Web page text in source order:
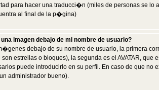
para hacer una traducci�n (miles de personas se
al final de la p�gina)
imagen debajo de mi nombre de usuario?
debajo de su nombre de usuario, la primera
estrellas o bloques), la segunda es el AVATAR,
puede introducirlo en su perfil. En caso de que
administrador bueno).